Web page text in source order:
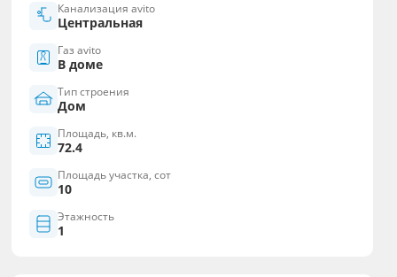
Канализация avito
Центральная
Газ avito
В доме
Тип строения
Дом
Площадь, кв.м.
72.4
Площадь участка, сот
10
Этажность
1